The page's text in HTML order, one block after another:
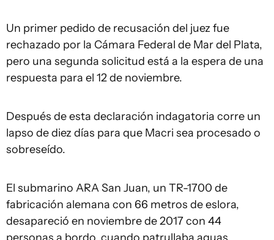
Un primer pedido de recusación del juez fue
rechazado por la Cámara Federal de Mar del Plata,
pero una segunda solicitud está a la espera de una
respuesta para el 12 de noviembre.
Después de esta declaración indagatoria corre un
lapso de diez días para que Macri sea procesado o
sobreseído.
El submarino ARA San Juan, un TR-1700 de
fabricación alemana con 66 metros de eslora,
desapareció en noviembre de 2017 con 44